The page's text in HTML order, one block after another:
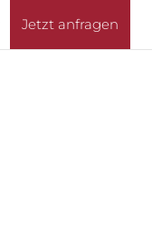
Jetzt anfragen